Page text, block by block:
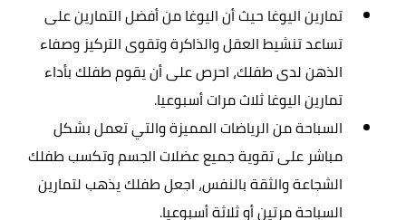
تمارين اليوغا حيث أن اليوغا من أفضل التمارين على
تساعد تنشيط العقل والذاكرة وتقوى التركيز وصفاء
الذهن لدى طفلك، احرص على أن يقوم طفلك بأداء
تمارين اليوغا ثلاث مرات أسبوعيا.
السباحة من الرياضات المميزة والتي تعمل بشكل
مباشر على تقوية جميع عضلات الجسم وتكسب طفلك
الشجاعة والثقة بالنفس، اجعل طفلك يذهب لتمارين
السباحة مرتين أو ثلاثة أسبوعيا.